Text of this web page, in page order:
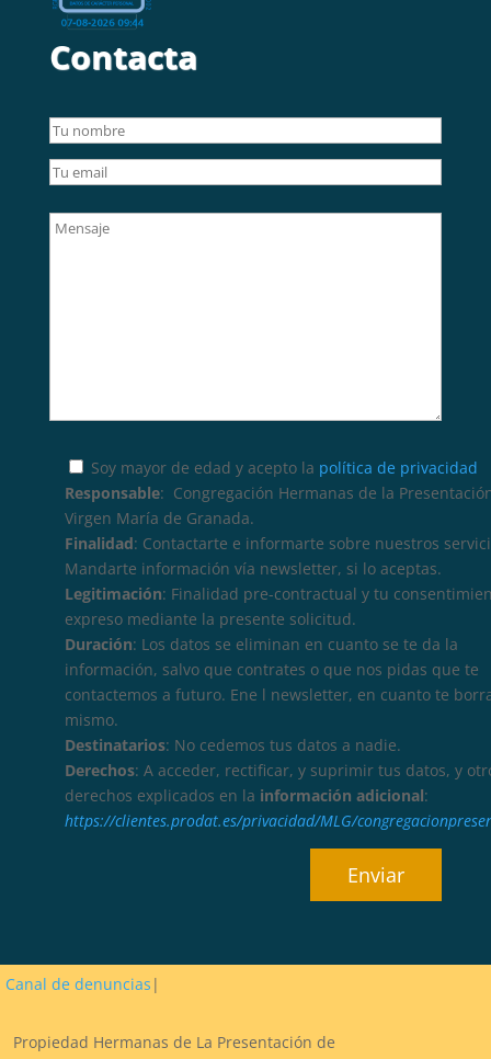
Contacta
Soy mayor de edad y acepto la política de privacidad
Responsable: Congregación Hermanas de la
Virgen María de Granada.
Finalidad: Contactarte e informarte sobre nuestros
Mandarte información vía newsletter, si lo aceptas.
Legitimación: Finalidad pre-contractual y tu
expreso mediante la presente solicitud.
Duración: Los datos se eliminan en cuanto se te da la
información, salvo que contrates o que nos pidas que te
contactemos a futuro. Ene l newsletter, en cuanto te
mismo.
Destinatarios: No cedemos tus datos a nadie.
Derechos: A acceder, rectificar, y suprimir tus datos, y
derechos explicados en la información adicional:
https://clientes.prodat.es/privacidad/MLG/
Canal de denuncias |
Propiedad Hermanas de La Presentación de